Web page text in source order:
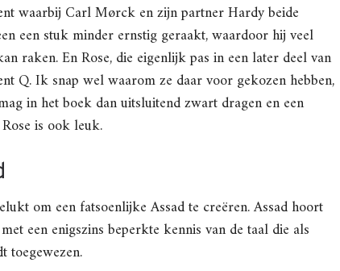
waarbij Carl Mørck en zijn partner Hardy beide
een stuk minder ernstig geraakt, waardoor hij veel
raken. En Rose, die eigenlijk pas in een later deel van
Q. Ik snap wel waarom ze daar voor gekozen hebben,
in het boek dan uitsluitend zwart dragen en een
is ook leuk.
om een fatsoenlijke Assad te creëren. Assad hoort
een enigszins beperkte kennis van de taal die als
toegewezen.